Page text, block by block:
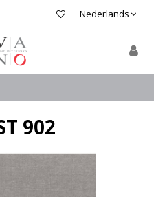
Nederlands
902